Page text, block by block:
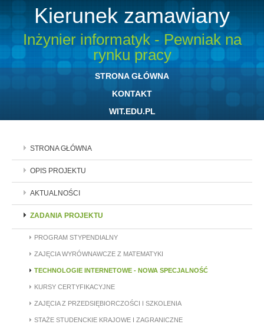
Kierunek zamawiany
Inżynier informatyk - Pewniak na
rynku pracy
STRONA GŁÓWNA
KONTAKT
WIT.EDU.PL
STRONA GŁÓWNA
OPIS PROJEKTU
AKTUALNOŚCI
ZADANIA PROJEKTU
PROGRAM STYPENDIALNY
ZAJĘCIA WYRÓWNAWCZE Z MATEMATYKI
TECHNOLOGIE INTERNETOWE - NOWA SPECJALNOŚĆ
KURSY CERTYFIKACYJNE
ZAJĘCIA Z PRZEDSIĘBIORCZOŚCI I SZKOLENIA
STAŻE STUDENCKIE KRAJOWE I ZAGRANICZNE